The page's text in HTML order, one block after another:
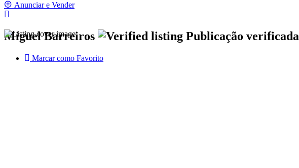
Anunciar e Vender
Miguel Barreiros Publicação verificada
Marcar como Favorito